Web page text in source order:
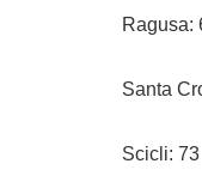
Ragusa:
Santa
Scicli: 73